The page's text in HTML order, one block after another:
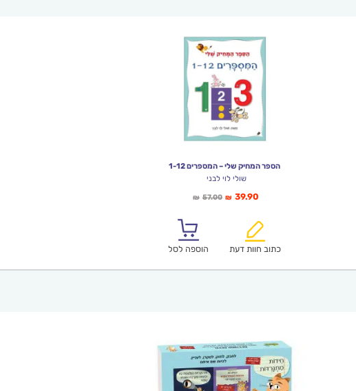
הספר המחיק שלי – המספרים 1-12
שולי לוי לבני
₪ 57.00המחיר
₪57.00.
₪ 39.90
הוא:
כתוב חוות דעת
הוספה לסל